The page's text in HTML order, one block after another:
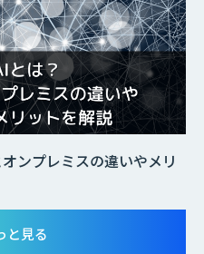
ンプレミスの違いやメリ
と見る